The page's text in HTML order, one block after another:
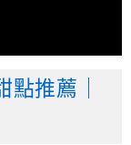
推薦｜